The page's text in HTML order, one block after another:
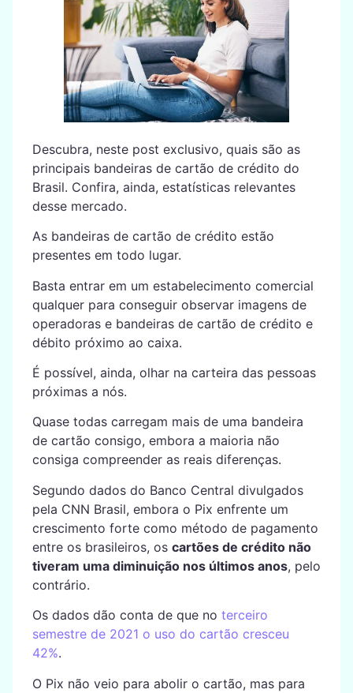
Descubra, neste post exclusivo, quais são as
principais bandeiras de cartão de crédito do
Brasil. Confira, ainda, estatísticas relevantes
desse mercado.
As bandeiras de cartão de crédito estão
presentes em todo lugar.
Basta entrar em um estabelecimento comercial
qualquer para conseguir observar imagens de
operadoras e bandeiras de cartão de crédito e
débito próximo ao caixa.
É possível, ainda, olhar na carteira das pessoas
próximas a nós.
Quase todas carregam mais de uma bandeira
de cartão consigo, embora a maioria não
consiga compreender as reais diferenças.
Segundo dados do Banco Central divulgados
pela CNN Brasil, embora o Pix enfrente um
crescimento forte como método de pagamento
entre os brasileiros, os cartões de crédito não
tiveram uma diminuição nos últimos anos, pelo
contrário.
Os dados dão conta de que no terceiro
semestre de 2021 o uso do cartão cresceu
42%.
O Pix não veio para abolir o cartão, mas para